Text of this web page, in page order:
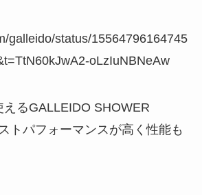
galleido/status/15564796164745
oLzIuNBNeAw
えるGALLEIDO SHOWER
トパフォーマンスが高く性能も